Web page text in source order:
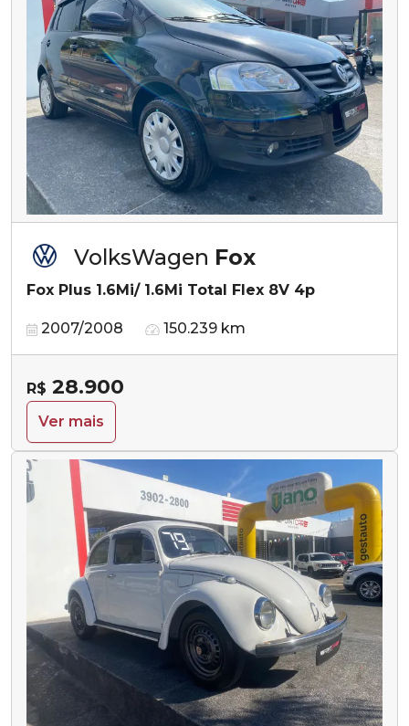
VolksWagen Fox
Fox Plus 1.6Mi/ 1.6Mi Total Flex 8V 4p
2007/2008 150.239 km
R$ 28.900
Ver mais